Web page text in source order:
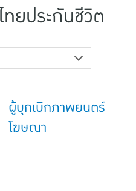
ยประกันชีวิต
ผู้บุกเบิกภาพยนตร์
โฆษณา